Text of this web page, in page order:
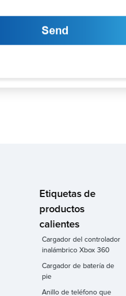
Etiquetas de
productos
calientes
Cargador del controlador
inalámbrico Xbox 360
Cargador de batería de
pie
Anillo de teléfono que